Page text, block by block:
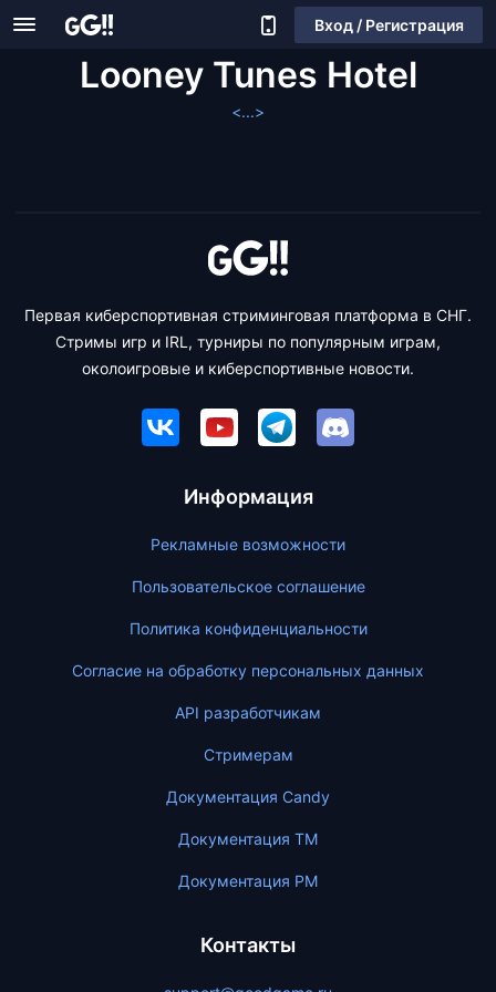
Вход / Регистрация
Looney Tunes Hotel
<...>
Первая киберспортивная стриминговая платформа в СНГ.
Стримы игр и IRL, турниры по популярным играм,
околоигровые и киберспортивные новости.
Информация
Рекламные возможности
Пользовательское соглашение
Политика конфиденциальности
Согласие на обработку персональных данных
API разработчикам
Стримерам
Документация Candy
Документация ТМ
Документация PM
Контакты